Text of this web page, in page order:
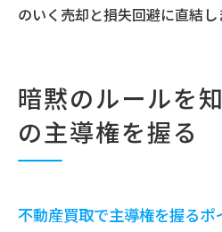
のいく売却と損失回避に直結し
暗黙のルールを
の主導権を握る
不動産買取で主導権を握るポ